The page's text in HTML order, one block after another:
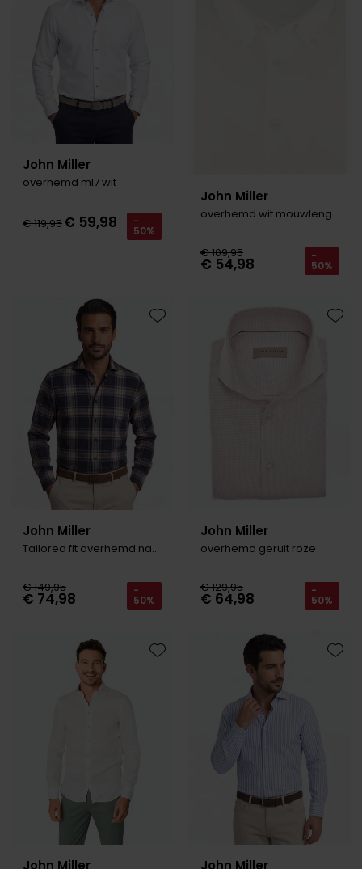
John Miller
overhemd ml7 wit
€ 119,95€ 59,98 -
50%
John Miller
overhemd wit mouwlengte 7
€ 109,95
€ 54,98 -
50%
John Miller
Tailored fit overhemd navy geruit
€ 149,95
€ 74,98 -
50%
Toevoegen aan favorieten
John Miller
overhemd geruit roze
€ 129,95
€ 64,98 -
50%
John Miller
Toevoegen aan favorieten
John Miller